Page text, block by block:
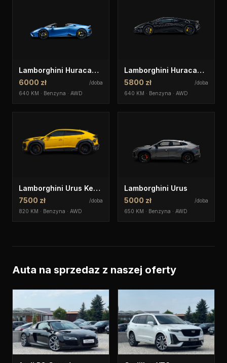
Lamborghini Huracan Evo Spyder
6000 zł
/doba
640 KM · Benzyna · AWD
Lamborghini Huracan EVO
5800 zł
/doba
640 KM · Benzyna · AWD
Lamborghini Urus Keyvany
7500 zł
/doba
820 KM · Benzyna · AWD
Lamborghini Urus
5000 zł
/doba
650 KM · Benzyna · AWD
Auta na sprzedaz z naszej oferty